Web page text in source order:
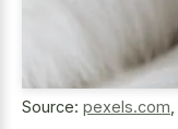
Source: pexels.com